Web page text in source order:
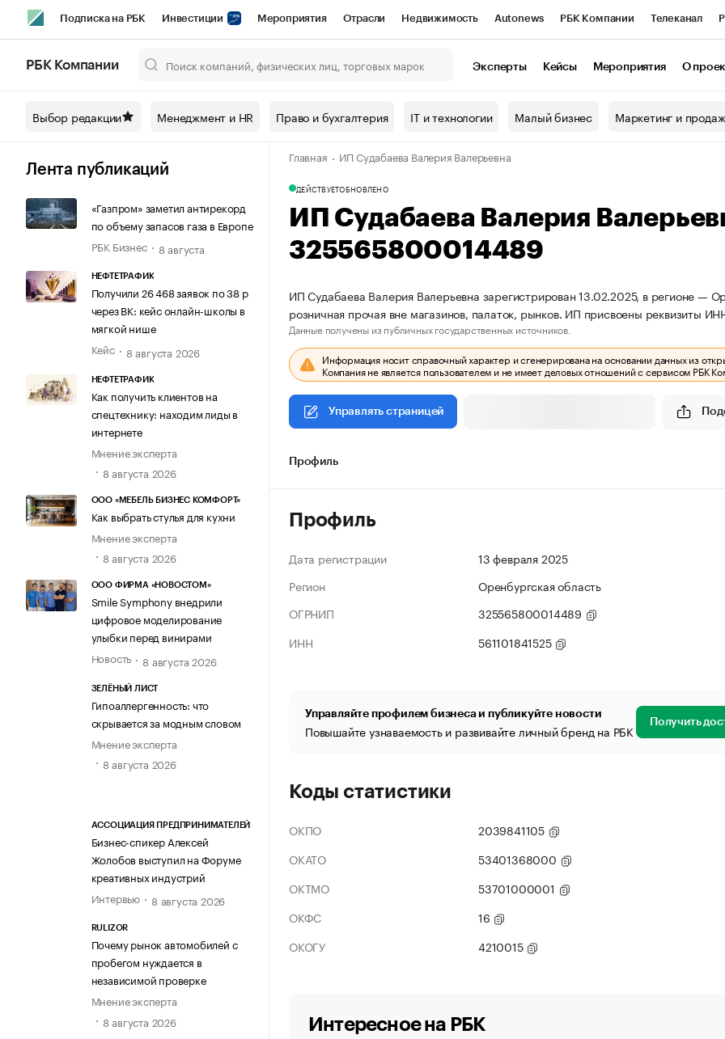
Подписка на РБК Инвестиции Мероприятия Отрасли Недвижимость Autonews РБК Компании Телеканал
Спецпроекты СПб Конференции СПб Спецпроекты Проверка контрагентов
Технологии и медиа Рынок наличной валюты
РБК Компании Эксперты Кейсы Мероприятия О
Выбор редакции Менеджмент и HR Право и бухгалтерия IT и технологии Малый бизнес Маркетинг и
Лента публикаций
«Газпром» заметил антирекорд
по объему запасов газа в Европе
РБК Бизнес
8 августа
НЕФТЕТРАФИК
Получили 26 468 заявок по 38 р
через ВК: кейс онлайн-школы в
мягкой нише
Кейс
8 августа 2026
НЕФТЕТРАФИК
Как получить клиентов на
спецтехнику: находим лиды в
интернете
Мнение эксперта
8 августа 2026
ООО «МЕБЕЛЬ БИЗНЕС КОМФОРТ»
Как выбрать стулья для кухни
Мнение эксперта
8 августа 2026
ООО ФИРМА «НОВОСТОМ»
Smile Symphony внедрили
цифровое моделирование
улыбки перед винирами
Новость
8 августа 2026
ЗЕЛЁНЫЙ ЛИСТ
Гипоаллергенность: что
скрывается за модным словом
Мнение эксперта
8 августа 2026
АССОЦИАЦИЯ ПРЕДПРИНИМАТЕЛЕЙ
Бизнес-спикер Алексей
Жолобов выступил на Форуме
креативных индустрий
Интервью
8 августа 2026
RULIZOR
Почему рынок автомобилей с
пробегом нуждается в
независимой проверке
Мнение эксперта
8 августа 2026
Главная ИП Судабаева Валерия Валерьевна
ДЕЙСТВУЕТОБНОВЛЕНО
ИП Судабаева Валерия
325565800014489
ИП Судабаева Валерия Валерьевна зарегистрирован 13.02.2025, в регионе —
розничная прочая вне магазинов, палаток, рынков. ИП присвоены реквизиты
Данные получены из публичных государственных источников.
Информация носит справочный характер и сгенерирована на основании данных из
Компания не является пользователем и не имеет деловых отношений с сервисом РБК
Управлять страницей
Профиль
Профиль
Дата регистрации
13 февраля 2025
Регион
Оренбургская область
ОГРНИП
325565800014489
ИНН
561101841525
Управляйте профилем бизнеса и публикуйте новости
Повышайте узнаваемость и развивайте личный бренд на РБК Получить
Коды статистики
ОКПО
2039841105
ОКАТО
53401368000
ОКТМО
53701000001
ОКФС
16
ОКОГУ
4210015
Интересное на РБК